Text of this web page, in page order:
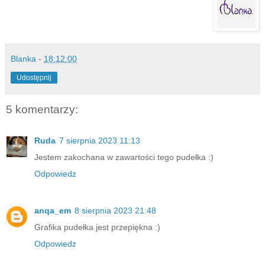
Blanka - 18:12:00
Udostępnij
5 komentarzy:
Ruda 7 sierpnia 2023 11:13
Jestem zakochana w zawartości tego pudełka :)
Odpowiedz
anqa_em 8 sierpnia 2023 21:48
Grafika pudełka jest przepiękna :)
Odpowiedz